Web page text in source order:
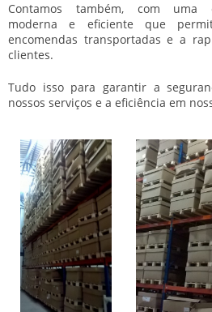
Contamos também, com uma
moderna e eficiente que
encomendas transportadas e a
clientes.
Tudo isso para garantir a
nossos serviços e a eficiência em